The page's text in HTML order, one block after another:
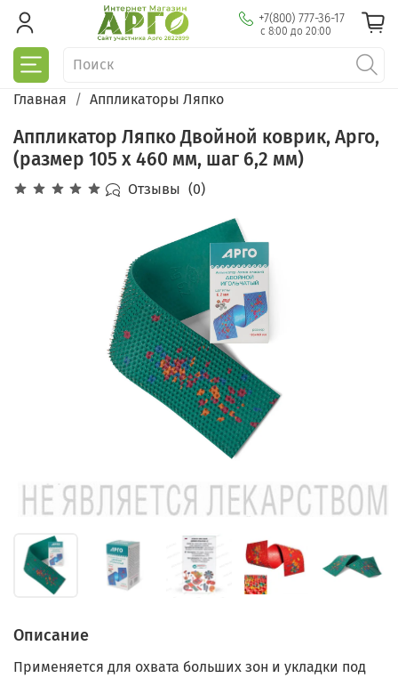
+7(800) 777-36-17
с 8:00 до 20:00
Главная Аппликаторы Ляпко
Аппликатор Ляпко Двойной коврик, Арго,
(размер 105 х 460 мм, шаг 6,2 мм)
Отзывы (0)
Описание
Применяется для охвата больших зон и укладки под